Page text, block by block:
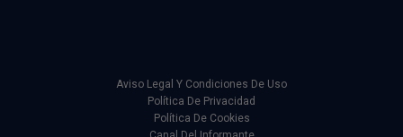
Aviso Legal Y Condiciones De Uso
Política De Privacidad
Política De Cookies